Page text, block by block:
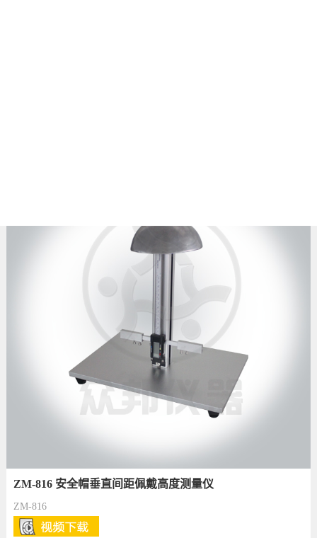
ZM-816 安全帽垂直间距佩戴高度测量仪
ZM-816